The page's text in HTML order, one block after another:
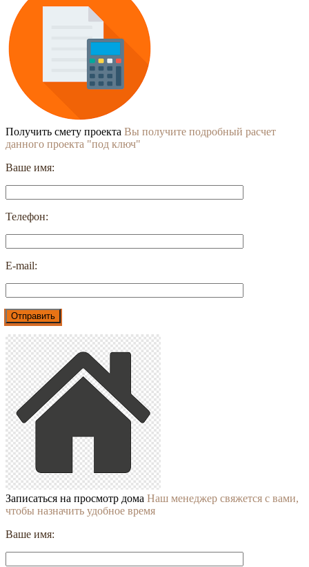
Получить смету проекта Вы получите подробный расчет
данного проекта "под ключ"
Ваше имя:
Телефон:
E-mail:
Записаться на просмотр дома Наш менеджер свяжется с вами,
чтобы назначить удобное время
Ваше имя: